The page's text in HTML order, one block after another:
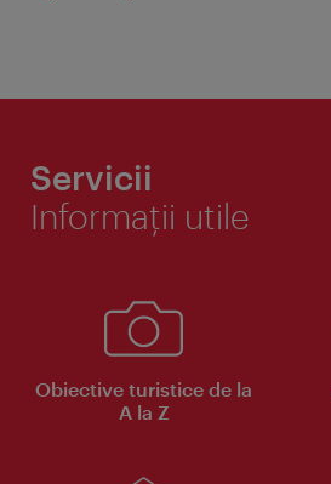
Servicii
Informaţii utile
Obiective turistice de la
A la Z